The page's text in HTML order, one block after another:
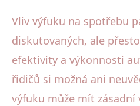
Paliva: Efektivita
20. 1. 2026 · 4 min čtení · Autor:
Vliv výfuku na spotřebu
diskutovaných, ale
efektivity a výkonnosti
řidičů si možná ani
výfuku může mít